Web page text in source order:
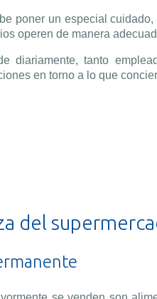
poner un especial
operen de manera
tanto
en torno a lo que
del